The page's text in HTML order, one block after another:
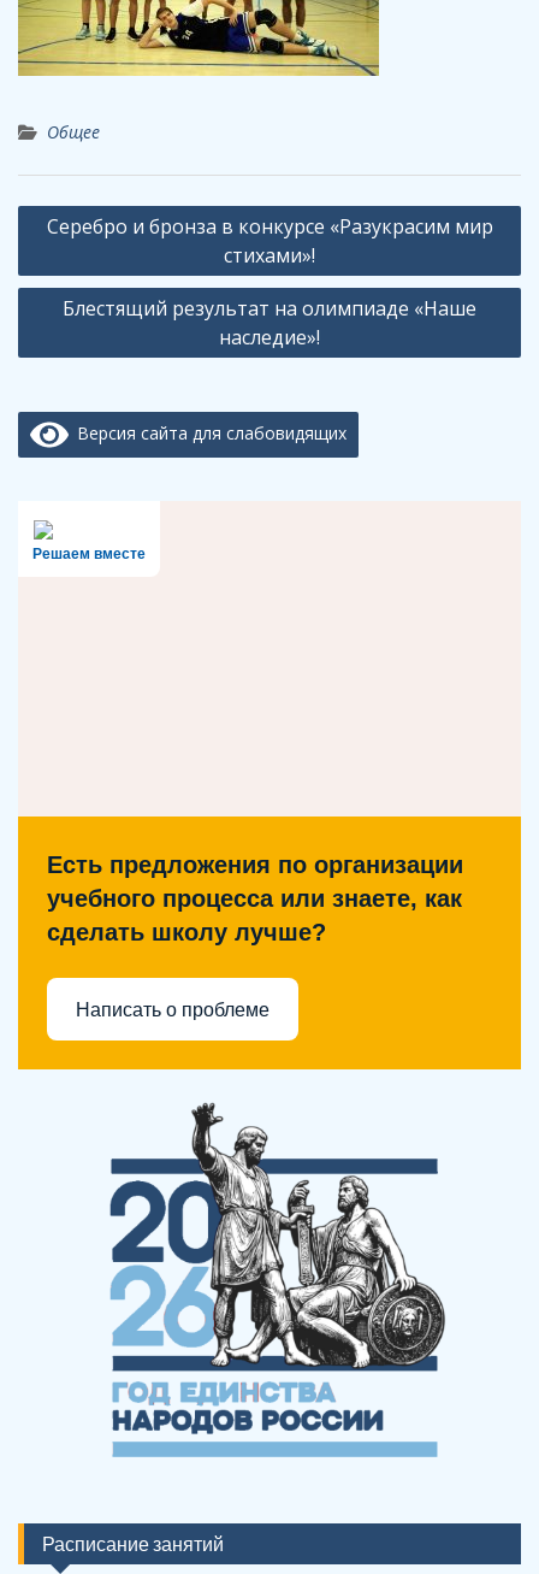
Общее
Навигация
записям
Серебро и бронза в конкурсе «Разукрасим мир
стихами»!
Блестящий результат на олимпиаде «Наше
наследие»!
Версия сайта для слабовидящих
Решаем вместе
Есть предложения по организации
учебного процесса или знаете, как
сделать школу лучше?
Написать о проблеме
Расписание занятий